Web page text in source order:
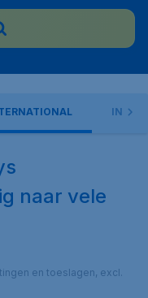
naar vele
en toeslagen, excl.